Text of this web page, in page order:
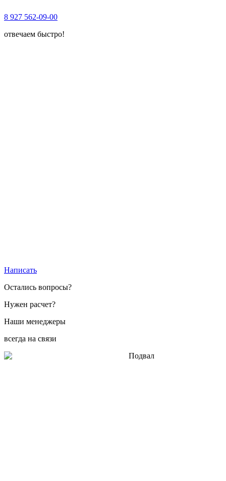
8 927 562-09-00
отвечаем быстро!
Написать
Остались вопросы?
Нужен расчет?
Наши менеджеры
всегда на связи